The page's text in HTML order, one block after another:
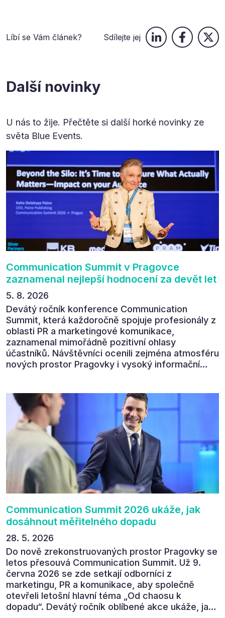
Líbí se Vám článek? Sdílejte jej
Další novinky
U nás to žije. Přečtěte si další horké novinky ze
světa Blue Events.
Communication Summit v Pragovce
zaznamenal nejlepší hodnocení za devět let
5. 8. 2026
Devátý ročník konference Communication
Summit, která každoročně spojuje profesionály z
oblasti PR a marketingové komunikace,
zaznamenal mimořádně pozitivní ohlasy
účastníků. Návštěvníci ocenili zejména atmosféru
nových prostor Pragovky i vysoký informační
zúčastnit i příštího ročníku. „Příjemná konference,
výborný program, hezké prostory, Daniel Stach
absolutně nejlepší moderátor!!!“ Tak shrnul
Communication Summit jeden z 330 účastníků ve
své zpětné vazbě. Ta potvrdila, co bylo slyšet i
cítit po celý 9. červen v Pragovce – že ročník s
tématem „Od chaosu k dopadu“ se skutečně
povedl.
Communication Summit 2026 ukáže, jak
dosáhnout měřitelného dopadu
28. 5. 2026
Do nově zrekonstruovaných prostor Pragovky se
letos přesouvá Communication Summit. Už 9.
června 2026 se zde setkají odborníci z
marketingu, PR a komunikace, aby společně
otevřeli letošní hlavní téma „Od chaosu k
dopadu“. Devátý ročník oblíbené akce ukáže, jak